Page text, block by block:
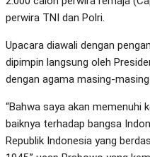
perwira TNI dan Polri.
Upacara diawali dengan
dipimpin langsung oleh
dengan agama masing-masing
“Bahwa saya akan memenuhi
baiknya terhadap bangsa
Republik Indonesia yang